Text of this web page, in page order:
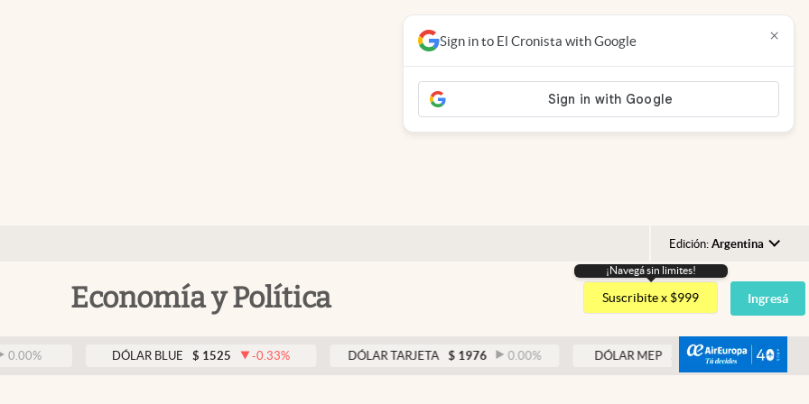
Edición: Argentina
Argentina
España
México
USA
Economía y Política
¡Navegá sin limites!
Suscribite x $999 Ingresá
DÓLAR BLUE $ 1525 -0.33 % DÓLAR TARJETA $ 1976 0.00 % DÓLAR MEP $ 1525,66 0.41%
Sign in to El Cronista with Google ×